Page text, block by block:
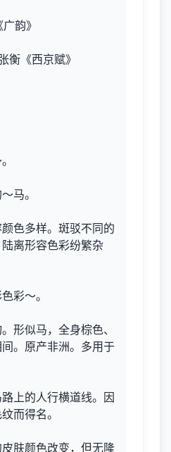
韵》
衡《西京赋》
马。
颜色多样。斑驳不同的
离形容色彩纷繁杂
彩～。
形似马，全身棕色、
。原产非洲。多用于
路上的人行横道线。因
而得名。
皮肤颜色改变，但无隆